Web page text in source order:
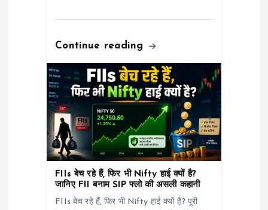
Continue reading
FIIs बेच रहे हैं, फिर भी Nifty हाई क्यों है?
जानिए FII बनाम SIP फ्लो की असली कहानी
FIIs बेच रहे हैं, फिर भी Nifty हाई क्यों है? पूरी